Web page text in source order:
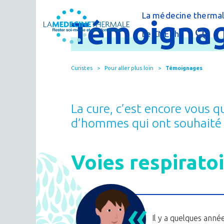
La médecine
C'est quoi la
Thermes & Vous,
Le CNETh
Qui sommes-nous
Actualités
Espace presse
Curistes Pour aller plus loin Témoignages
La cure, c’est encore vous
d’hommes qui ont
Voies
Il y a quelques